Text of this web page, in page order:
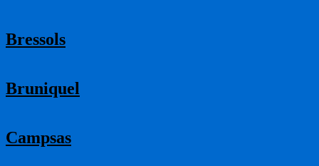
Bressols
Bruniquel
Campsas